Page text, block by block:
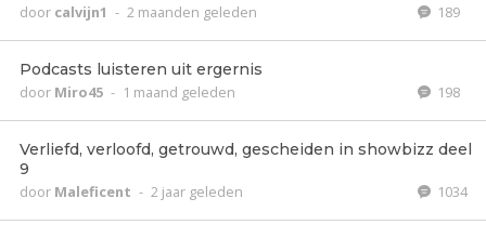
door calvijn1 - 2 maanden geleden 189
Podcasts luisteren uit ergernis
door Miro45 - 1 maand geleden 198
Verliefd, verloofd, getrouwd, gescheiden in showbizz deel
9
door Maleficent - 2 jaar geleden 1034